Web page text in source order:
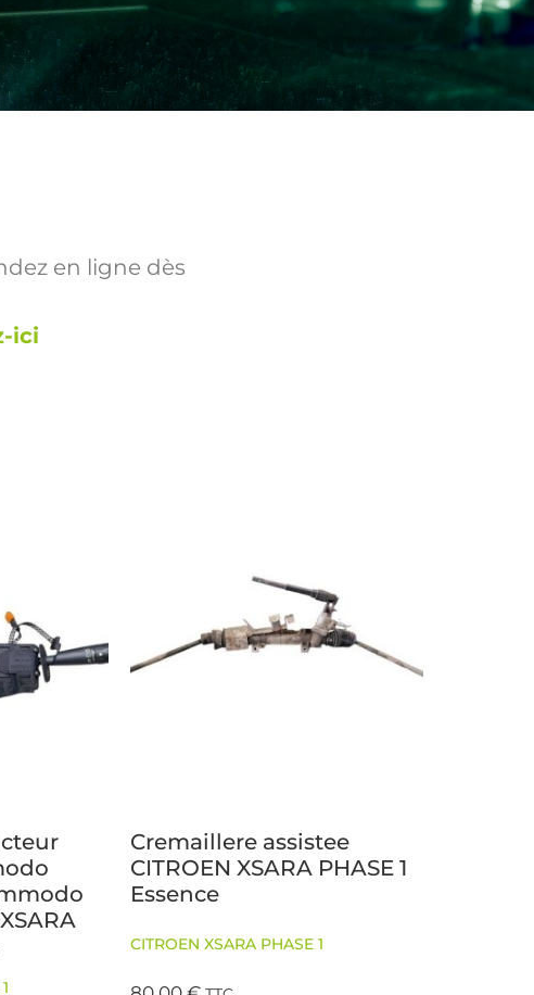
en ligne dès
ici
Cremaillere assistee
CITROEN XSARA PHASE 1
Essence
CITROEN XSARA PHASE 1